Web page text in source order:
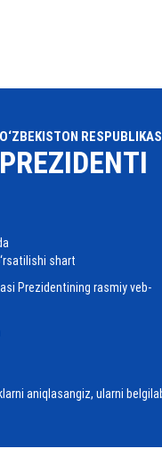
O‘ZBEKISTON
PREZIDENTI
shart
Prezidentining rasmiy veb-
aniqlasangiz, ularni